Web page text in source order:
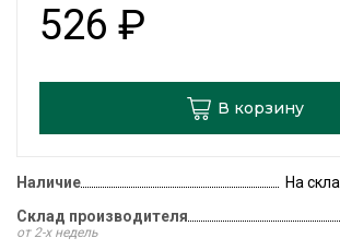
526 ₽
В корзину
Наличие
На
Склад производителя
от 2-х недель